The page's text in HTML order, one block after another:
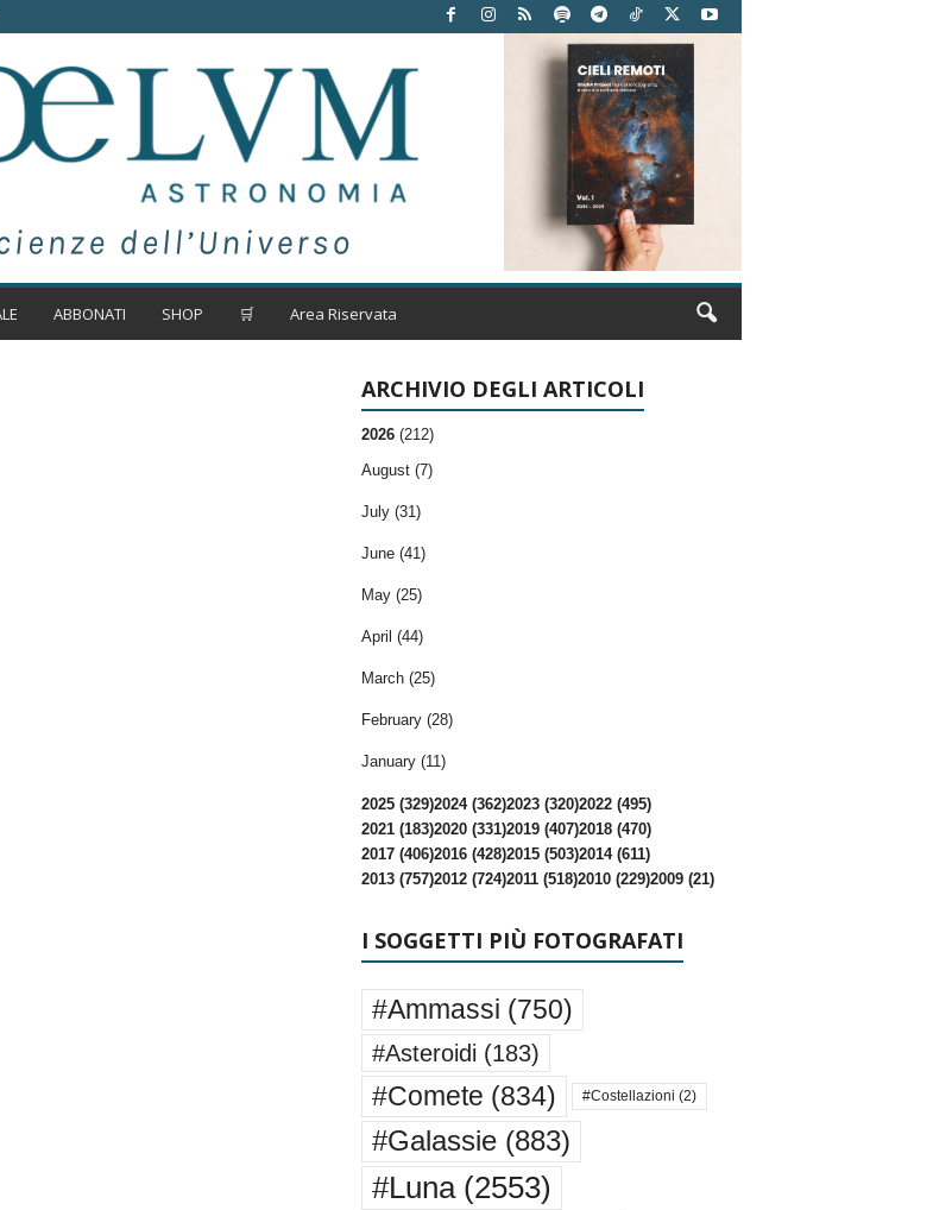
ABBONATI SHOP 🛒 Area Riservata
ARCHIVIO DEGLI ARTICOLI
2026 (212)
August (7)
July (31)
June (41)
May (25)
April (44)
March (25)
February (28)
January (11)
2025 (329)2024 (362)2023 (320)2022 (495)
2021 (183)2020 (331)2019 (407)2018 (470)
2017 (406)2016 (428)2015 (503)2014 (611)
2013 (757)2012 (724)2011 (518)2010 (229)2009 (21)
I SOGGETTI PIÙ FOTOGRAFATI
#Ammassi (750)
#Asteroidi (183)
#Comete (834) #Costellazioni (2)
#Galassie(883)
#Luna(2553)